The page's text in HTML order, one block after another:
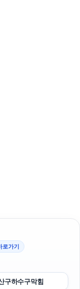
로가기
구하수구막힘